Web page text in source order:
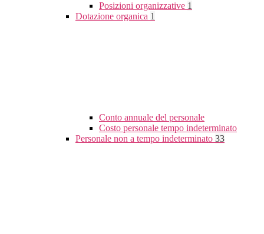
Posizioni organizzative 1
Dotazione organica 1
Conto annuale del personale
Costo personale tempo indeterminato
Personale non a tempo indeterminato 33